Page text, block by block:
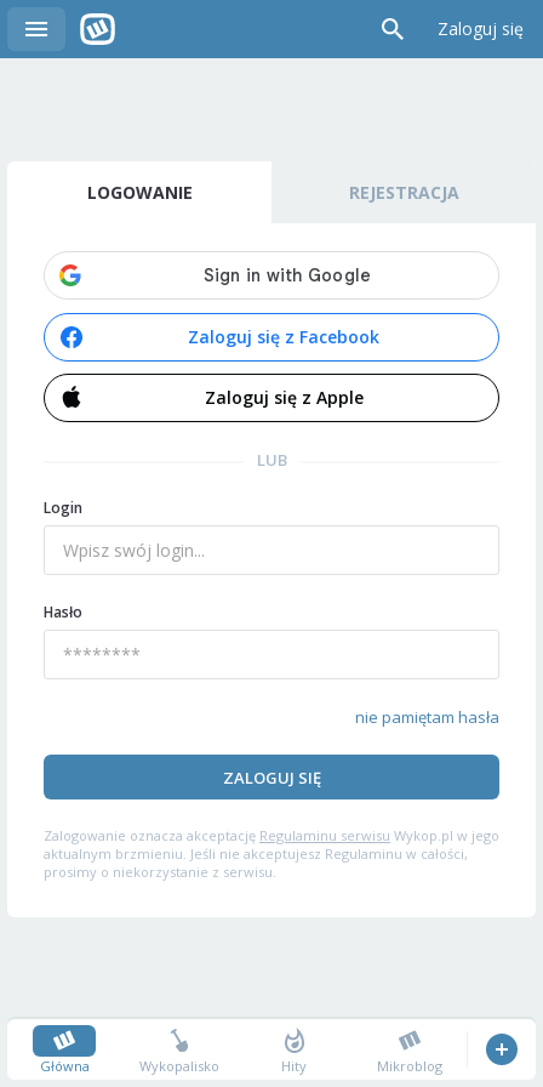
Zaloguj się
LOGOWANIE REJESTRACJA
Zaloguj się z Facebook
Zaloguj się z Apple
LUB
Login
Hasło
nie pamiętam hasła
ZALOGUJ SIĘ
Zalogowanie oznacza akceptację Regulaminu serwisu Wykop.pl w jego
aktualnym brzmieniu. Jeśli nie akceptujesz Regulaminu w całości,
prosimy o niekorzystanie z serwisu.
Główna Wykopalisko Hity Mikroblog